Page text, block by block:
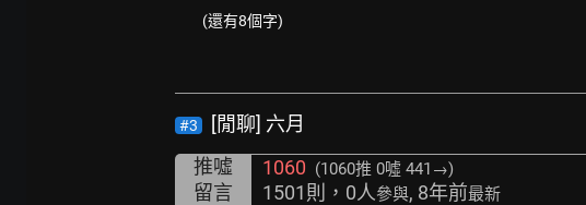
(還有8個字)
#3
[閒聊] 六月
推噓
1060 (1060推 0噓 441→)
留言 1501則，0人參與, 8年前最新